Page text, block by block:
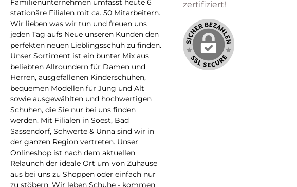
Familienunternehmen umfasst heute 6
stationäre Filialen mit ca. 50 Mitarbeitern.
Wir lieben was wir tun und freuen uns
jeden Tag aufs Neue unseren Kunden den
perfekten neuen Lieblingsschuh zu finden.
Unser Sortiment ist ein bunter Mix aus
beliebten Allroundern für Damen und
Herren, ausgefallenen Kinderschuhen,
bequemen Modellen für Jung und Alt
sowie ausgewählten und hochwertigen
Schuhen, die Sie nur bei uns finden
werden. Mit Filialen in Soest, Bad
Sassendorf, Schwerte & Unna sind wir in
der ganzen Region vertreten. Unser
Onlineshop ist nach dem aktuellen
Relaunch der ideale Ort um von Zuhause
aus bei uns zu Shoppen oder einfach nur
zu stöbern. Wir leben Schuhe - kommen
zertifiziert!